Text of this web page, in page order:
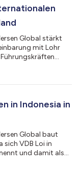
Global stärkt
mit Lohr
internationale
in Österreich
in Indonesia in
Global baut
sich VDB Loi in
und damit als